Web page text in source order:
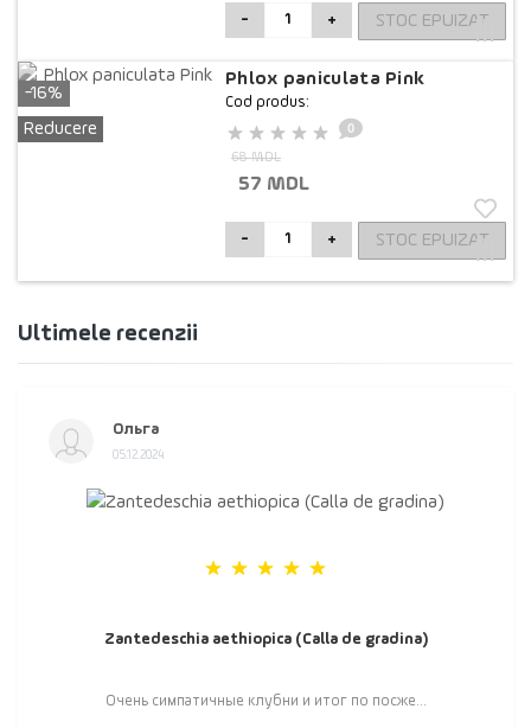
- + STOC EPUIZAT
-16%
Reducere
Phlox paniculata Pink
Cod produs:
0
68 MDL
57 MDL
- + STOC EPUIZAT
Ultimele recenzii
Ольга
05.12.2024
Zantedeschia aethiopica (Calla de gradina)
Очень симпатичные клубни и итог по посже...